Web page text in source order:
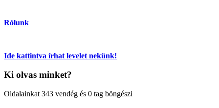
Rólunk
Ide kattintva írhat levelet nekünk!
Ki olvas minket?
Oldalainkat 343 vendég és 0 tag böngészi